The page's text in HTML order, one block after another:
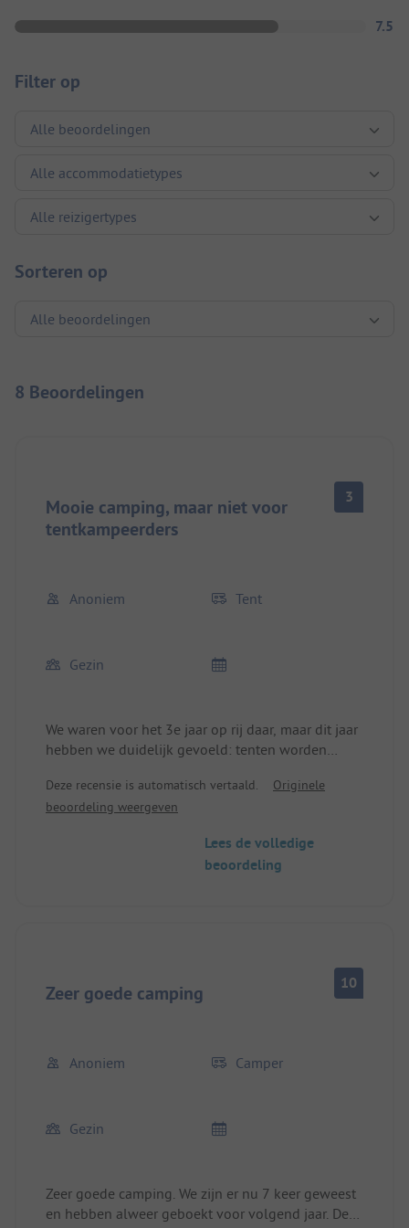
7.5
Filter op
Sorteren op
8 Beoordelingen
Mooie camping, maar niet voor
tentkampeerders
3
Anoniem Tent
Gezin
We waren voor het 3e jaar op rij daar, maar dit jaar
hebben we duidelijk gevoeld: tenten worden
wordt gehecht. Campers en caravans zijn de
doelklanten.
Deze recensie is automatisch vertaald.
Originele
beoordeling weergeven
Lees de volledige
beoordeling
Zeer goede camping 10
Anoniem Camper
Gezin
Zeer goede camping. We zijn er nu 7 keer geweest
en hebben alweer geboekt voor volgend jaar. De